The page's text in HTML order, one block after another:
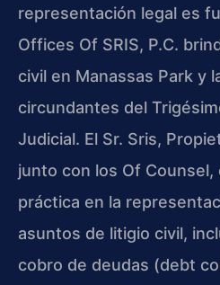
representación legal es
Offices Of SRIS, P.C.
civil en Manassas Park y
circundantes del
Judicial. El Sr. Sris,
junto con los Of
práctica en la
asuntos de litigio civil,
cobro de deudas (debt